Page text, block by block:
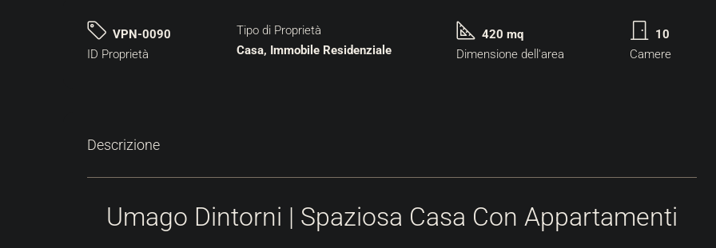
VPN-0090
ID Proprietà
Tipo di Proprietà
Casa, Immobile Residenziale
420 mq
Dimensione dell'area
10
Camere
Descrizione
Umago Dintorni | Spaziosa Casa Con Appartamenti